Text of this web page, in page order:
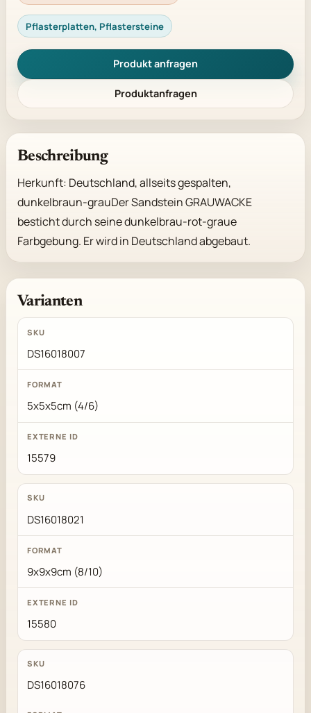
Pflasterplatten, Pflastersteine
Produkt anfragen
Produktanfragen
Beschreibung
Herkunft: Deutschland, allseits gespalten,
dunkelbraun-grauDer Sandstein GRAUWACKE
besticht durch seine dunkelbrau-rot-graue
Farbgebung. Er wird in Deutschland abgebaut.
Varianten
DS16018007
5x5x5cm (4/6)
15579
DS16018021
9x9x9cm (8/10)
15580
DS16018076